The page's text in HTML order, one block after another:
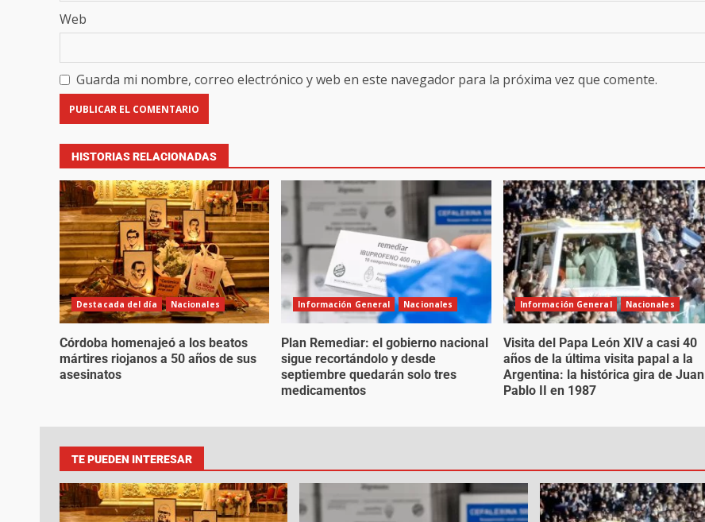
Web
Guarda mi nombre, correo electrónico y web en este navegador para la próxima vez que comente.
HISTORIAS RELACIONADAS
Destacada del día Nacionales
Córdoba homenajeó a los beatos
mártires riojanos a 50 años de sus
asesinatos
Información General Nacionales
Plan Remediar: el gobierno nacional
sigue recortándolo y desde
septiembre quedarán solo tres
medicamentos
Información General Nacionales
Visita del Papa León XIV a casi 40
años de la última visita papal a la
Argentina: la histórica gira de Juan
Pablo II en 1987
TE PUEDEN INTERESAR